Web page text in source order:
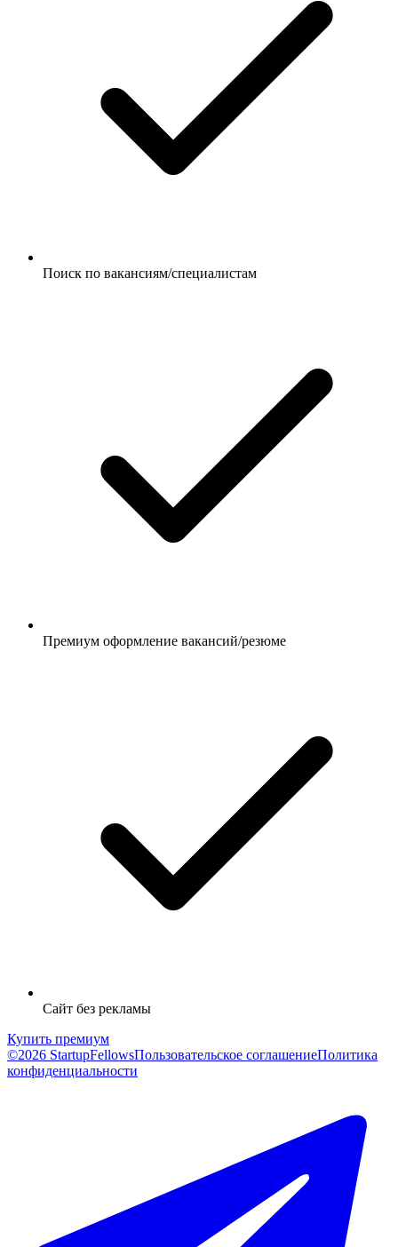
Поиск по вакансиям/специалистам
Премиум оформление вакансий/резюме
Сайт без рекламы
Купить премиум
©2026 StartupFellowsПользовательское соглашениеПолитика
конфиденциальности